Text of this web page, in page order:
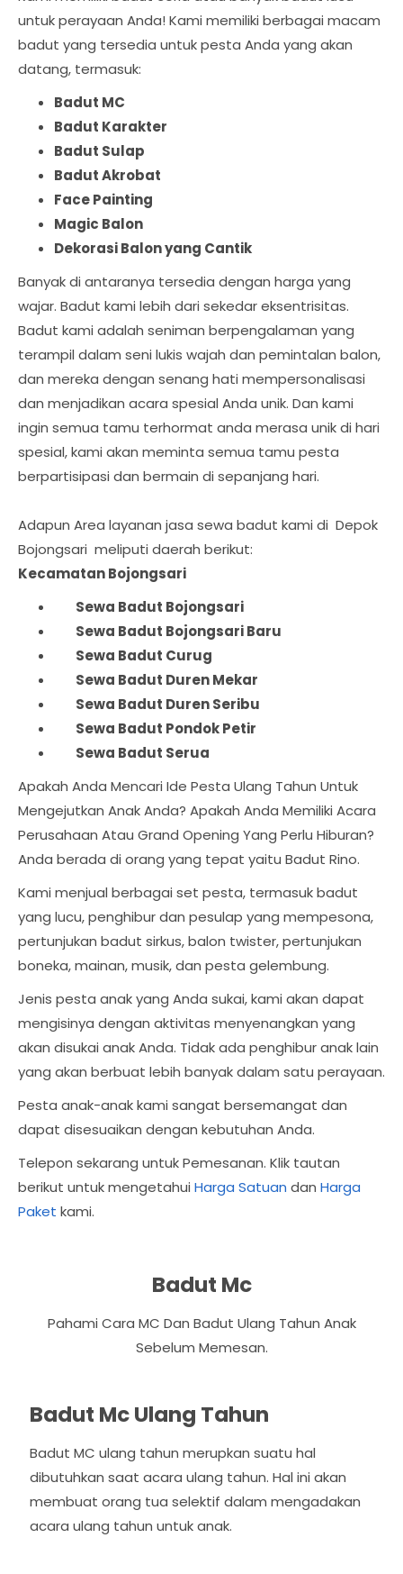
untuk perayaan Anda! Kami memiliki berbagai macam
badut yang tersedia untuk pesta Anda yang akan
datang, termasuk:
Badut MC
Badut Karakter
Badut Sulap
Badut Akrobat
Face Painting
Magic Balon
Dekorasi Balon yang Cantik
Banyak di antaranya tersedia dengan harga yang
wajar. Badut kami lebih dari sekedar eksentrisitas.
Badut kami adalah seniman berpengalaman yang
terampil dalam seni lukis wajah dan pemintalan balon,
dan mereka dengan senang hati mempersonalisasi
dan menjadikan acara spesial Anda unik. Dan kami
ingin semua tamu terhormat anda merasa unik di hari
spesial, kami akan meminta semua tamu pesta
berpartisipasi dan bermain di sepanjang hari.
Adapun Area layanan jasa sewa badut kami di Depok
Bojongsari meliputi daerah berikut:
Kecamatan Bojongsari
	Sewa Badut
Bojongsari
Sewa Badut Bojongsari Baru
Sewa Badut Curug
Sewa Badut Duren Mekar
Sewa Badut Duren Seribu
Sewa Badut Pondok Petir
Sewa Badut Serua
Apakah Anda Mencari Ide Pesta Ulang Tahun Untuk
Mengejutkan Anak Anda? Apakah Anda Memiliki Acara
Perusahaan Atau Grand Opening Yang Perlu Hiburan?
Anda berada di orang yang tepat yaitu Badut Rino.
Kami menjual berbagai set pesta, termasuk badut
yang lucu, penghibur dan pesulap yang mempesona,
pertunjukan badut sirkus, balon twister, pertunjukan
boneka, mainan, musik, dan pesta gelembung.
Jenis pesta anak yang Anda sukai, kami akan dapat
mengisinya dengan aktivitas menyenangkan yang
akan disukai anak Anda. Tidak ada penghibur anak lain
yang akan berbuat lebih banyak dalam satu perayaan.
Pesta anak-anak kami sangat bersemangat dan
dapat disesuaikan dengan kebutuhan Anda.
Telepon sekarang untuk Pemesanan. Klik tautan
berikut untuk mengetahui Harga Satuan dan Harga
Paket kami.
Badut Mc
Pahami Cara MC Dan Badut Ulang Tahun Anak
Sebelum Memesan.
Badut Mc Ulang Tahun
Badut MC ulang tahun merupkan suatu hal
dibutuhkan saat acara ulang tahun. Hal ini akan
membuat orang tua selektif dalam mengadakan
acara ulang tahun untuk anak.